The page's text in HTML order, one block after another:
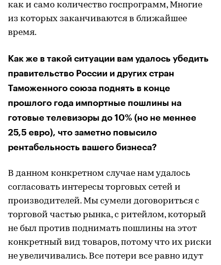
как и само количество госпрограмм, Многие
из которых заканчиваются в ближайшее
время.
Как же в такой ситуации вам удалось убедить
правительство России и других стран
Таможенного союза поднять в конце
прошлого года импортные пошлины на
готовые телевизоры до 10% (но не меннее
25,5 евро), что заметно повысило
рентабельность вашего бизнеса?
В данном конкретном случае нам удалось
согласовать интересы торговых сетей и
производителей. Мы сумели договориться с
торговой частью рынка, с ритейлом, который
не был против поднимать пошлины на этот
конкретный вид товаров, потому что их риски
не увеличивались. Все потери все равно идут